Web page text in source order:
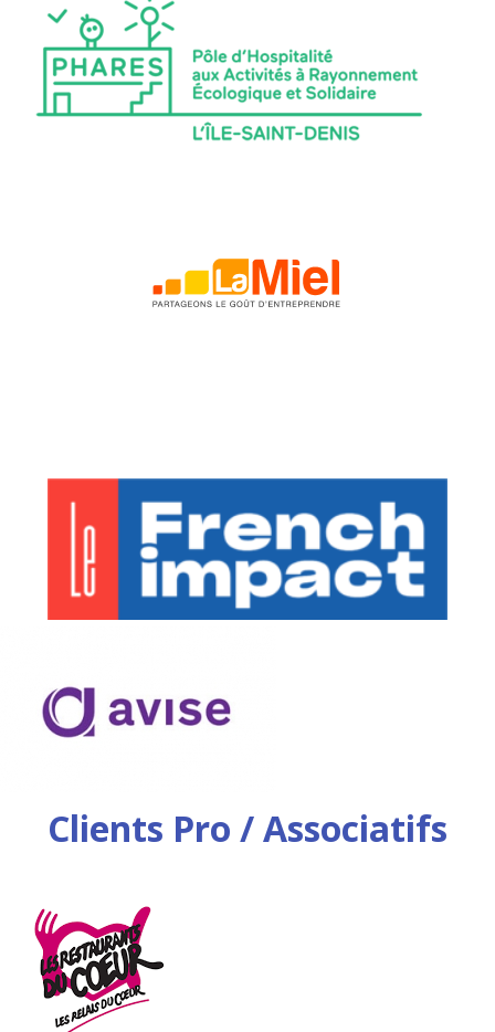
Clients Pro / Associatifs